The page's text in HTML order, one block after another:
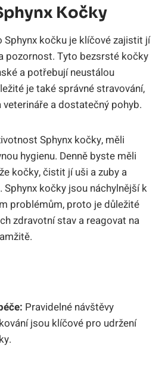
Kočky
Sphynx kočku je klíčové zajistit jí
pozornost. Tyto bezsrsté kočky
a potřebují neustálou
je také správné stravování,
a dostatečný pohyb.
Sphynx kočky, měli
hygienu. Denně byste měli
kočky, čistit jí uši a zuby a
kočky jsou náchylnější k
problémům, proto je důležité
zdravotní stav a reagovat na
Pravidelné návštěvy
jsou klíčové pro udržení